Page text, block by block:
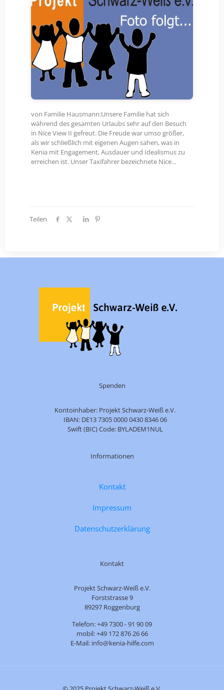
von Familie Hausmann:Unsere Familie hat sich
während des gesamten Urlaubs sehr auf den Besuch
in Nice View II gefreut. Die Freude war umso größer,
als wir schließlich mit eigenen Augen sahen, was in
Kenia mit Engagement, Ausdauer und Idealismus zu
erreichen ist. Unser Taxifahrer bezeichnete Nice…
Teilen
Spenden
Kontoinhaber: Projekt Schwarz-Weiß e.V.
IBAN: DE13 7305 0000 0430 8346 06
Swift (BIC) Code: BYLADEM1NUL
Informationen
Kontakt
Impressum
Datenschutzerklärung
Kontakt
Projekt Schwarz-Weiß e.V.
Forststrasse 9
89297 Roggenburg
Telefon: +49 7300 - 91 90 09
mobil: +49 172 876 26 66
E-Mail: info@kenia-hilfe.com